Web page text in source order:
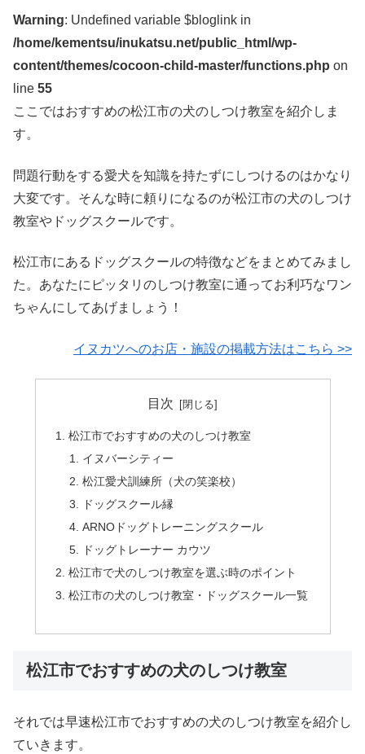
Warning: Undefined variable $bloglink in
/home/kementsu/inukatsu.net/public_html/wp-
content/themes/cocoon-child-master/functions.php on
line 55
ここではおすすめの松江市の犬のしつけ教室を紹介しま
す。
問題行動をする愛犬を知識を持たずにしつけるのはかなり
大変です。そんな時に頼りになるのが松江市の犬のしつけ
教室やドッグスクールです。
松江市にあるドッグスクールの特徴などをまとめてみまし
た。あなたにピッタリのしつけ教室に通ってお利巧なワン
ちゃんにしてあげましょう！
イヌカツへのお店・施設の掲載方法はこちら >>
目次
松江市でおすすめの犬のしつけ教室
イヌバーシティー
松江愛犬訓練所（犬の笑楽校）
ドッグスクール縁
ARNOドッグトレーニングスクール
ドッグトレーナー カウツ
松江市で犬のしつけ教室を選ぶ時のポイント
松江市の犬のしつけ教室・ドッグスクール一覧
松江市でおすすめの犬のしつけ教室
それでは早速松江市でおすすめの犬のしつけ教室を紹介し
ていきます。